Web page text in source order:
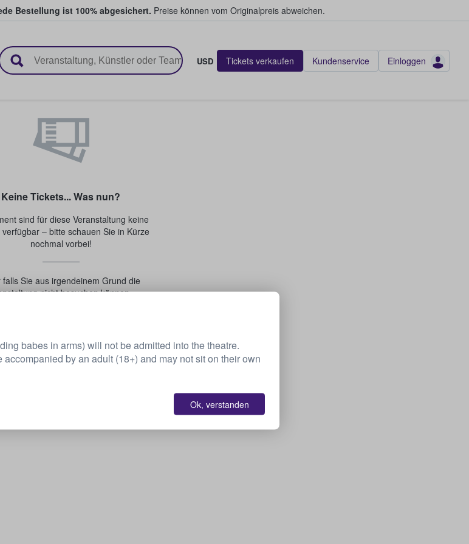
Bestellung ist 100% abgesichert. Preise können vom Originalpreis abweichen.
USD Tickets verkaufen Kundenservice Einloggen
Keine Tickets... Was nun?
sind für diese Veranstaltung keine
– bitte schauen Sie in Kürze
nochmal vorbei!
falls Sie aus irgendeinem Grund die
nicht besuchen können...
babes in arms) will not be admitted into the theatre.
by an adult (18+) and may not sit on their own
Ok, verstanden